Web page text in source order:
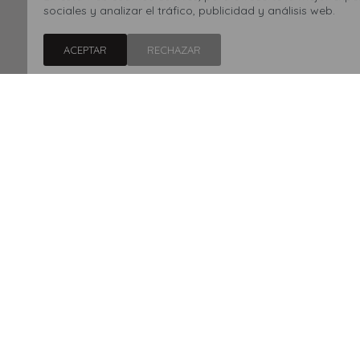
sociales y analizar el tráfico, publicidad y análisis web.
ACEPTAR RECHAZAR